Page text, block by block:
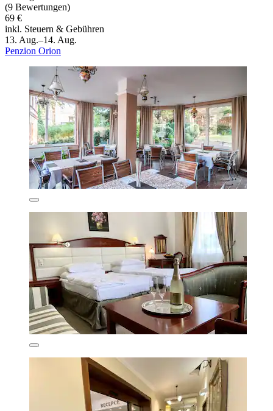
(9 Bewertungen)
69 €
inkl. Steuern & Gebühren
13. Aug.–14. Aug.
Penzion Orion